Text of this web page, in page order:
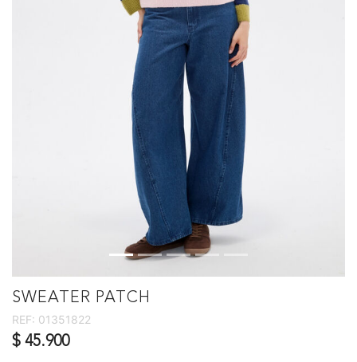
SWEATER PATCH
REF: 01351822
$ 45.900